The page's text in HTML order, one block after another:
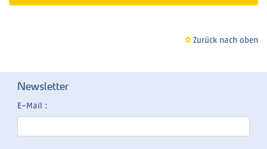
Zurück nach oben
Newsletter
E-Mail :